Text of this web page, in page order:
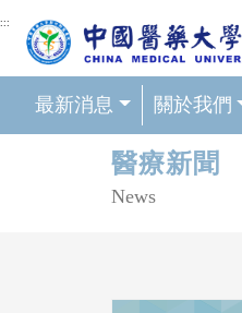
網頁頂端重要消息及
:::
最新消息 關於我們
醫療新聞
News